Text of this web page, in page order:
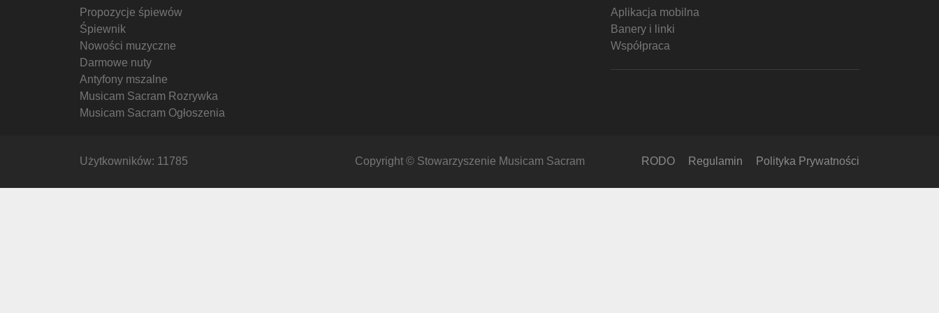
Propozycje śpiewów
Śpiewnik
Nowości muzyczne
Darmowe nuty
Antyfony mszalne
Musicam Sacram Rozrywka
Musicam Sacram Ogłoszenia
Aplikacja mobilna
Banery i linki
Współpraca
Użytkowników: 11785 Copyright © Stowarzyszenie Musicam Sacram RODO Regulamin Polityka Prywatności